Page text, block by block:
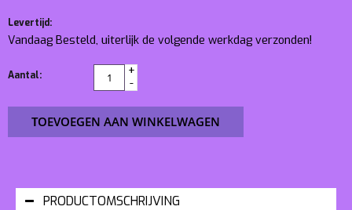
Levertijd:
Vandaag Besteld, uiterlijk de volgende werkdag verzonden!
Aantal:
+
-
TOEVOEGEN AAN WINKELWAGEN
PRODUCTOMSCHRIJVING